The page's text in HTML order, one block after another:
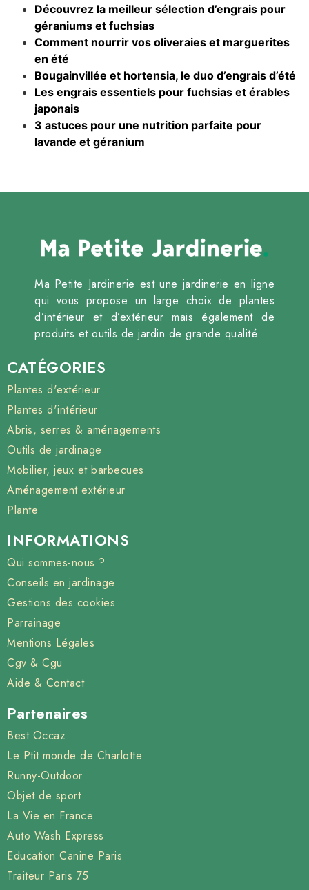
Découvrez la meilleur sélection d’engrais pour
géraniums et fuchsias
Comment nourrir vos oliveraies et marguerites
en été
Bougainvillée et hortensia, le duo d’engrais d’été
Les engrais essentiels pour fuchsias et érables
japonais
3 astuces pour une nutrition parfaite pour
lavande et géranium
Ma Petite Jardinerie est une jardinerie en ligne
qui vous propose un large choix de plantes
d’intérieur et d’extérieur mais également de
produits et outils de jardin de grande qualité.
CATÉGORIES
Plantes d'extérieur
Plantes d'intérieur
Abris, serres & aménagements
Outils de jardinage
Mobilier, jeux et barbecues
Aménagement extérieur
Plante
INFORMATIONS
Qui sommes-nous ?
Conseils en jardinage
Gestions des cookies
Parrainage
Mentions Légales
Cgv & Cgu
Aide & Contact
Partenaires
Best Occaz
Le Ptit monde de Charlotte
Runny-Outdoor
Objet de sport
La Vie en France
Auto Wash Express
Education Canine Paris
Traiteur Paris 75